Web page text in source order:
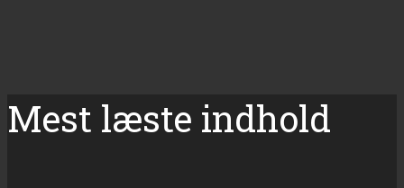
Mest læste indhold